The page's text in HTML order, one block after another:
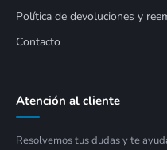
Política de devoluciones y
Contacto
Atención al cliente
Resolvemos tus dudas y te